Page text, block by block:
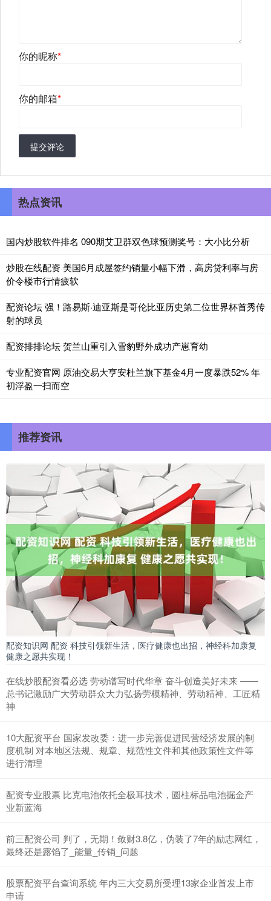
你的昵称*
你的邮箱*
提交评论
热点资讯
国内炒股软件排名 090期艾卫群双色球预测奖号：大小比分析
炒股在线配资 美国6月成屋签约销量小幅下滑，高房贷利率与房
价令楼市行情疲软
配资论坛 强！路易斯·迪亚斯是哥伦比亚历史第二位世界杯首秀传
射的球员
配资排排论坛 贺兰山重引入雪豹野外成功产崽育幼
专业配资官网 原油交易大亨安杜兰旗下基金4月一度暴跌52% 年
初浮盈一扫而空
推荐资讯
配资知识网 配资 科技引领新生活，医疗健康也出招，神经科加康复
健康之愿共实现！
在线炒股配资看必选 劳动谱写时代华章 奋斗创造美好未来 ——
总书记激励广大劳动群众大力弘扬劳模精神、劳动精神、工匠精
神
10大配资平台 国家发改委：进一步完善促进民营经济发展的制
度机制 对本地区法规、规章、规范性文件和其他政策性文件等
进行清理
配资专业股票 比克电池依托全极耳技术，圆柱标品电池掘金产
业新蓝海
前三配资公司 判了，无期！敛财3.8亿，伪装了7年的励志网红，
最终还是露馅了_能量_传销_问题
股票配资平台查询系统 年内三大交易所受理13家企业首发上市
申请